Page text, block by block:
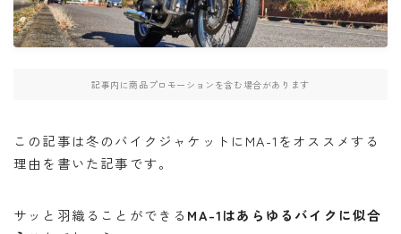
・PCX(JK05）
記事内に商品プロモーションを含む場合があります
この記事は冬のバイクジャケットにMA-1をオススメする
理由を書いた記事です。
サッと羽織ることができる MA-1はあらゆるバイクに似合